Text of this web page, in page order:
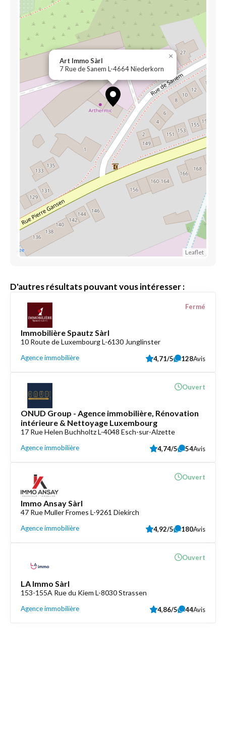
Art Immo Sàrl
7 Rue de Sanem L-4664 Niederkorn
×
Leaflet
D'autres résultats pouvant vous intéresser :
Immobilière Spautz Sàrl
10 Route de Luxembourg L-6130 Junglinster
Agence immobilière
Fermé
4,71/5 128Avis
ONUD Group - Agence immobilière, Rénovation
intérieure & Nettoyage Luxembourg
17 Rue Helen Buchholtz L-4048 Esch-sur-Alzette
Agence immobilière
Ouvert
4,74/5 54Avis
Immo Ansay Sàrl
47 Rue Muller Fromes L-9261 Diekirch
Agence immobilière
Ouvert
4,92/5 180Avis
LA Immo Sàrl
153-155A Rue du Kiem L-8030 Strassen
Agence immobilière
Ouvert
4,86/5 44Avis